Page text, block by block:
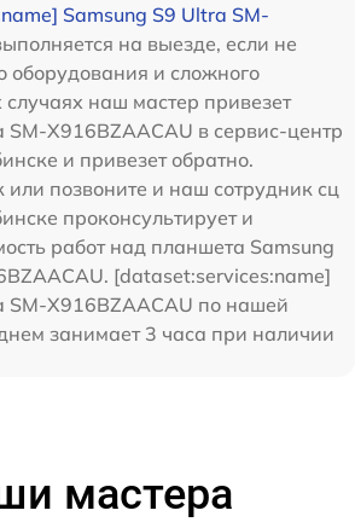
Samsung S9 Ultra SM-
на выезде, если не
оборудования и сложного
случаях наш мастер привезет
SM-X916BZAACAU в сервис-центр
и привезет обратно.
или позвоните и наш сотрудник сц
проконсультирует и
работ над планшета Samsung
[dataset:services:name]
SM-X916BZAACAU по нашей
занимает 3 часа при наличии
мастера